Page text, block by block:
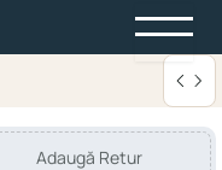
Adaugă Retur